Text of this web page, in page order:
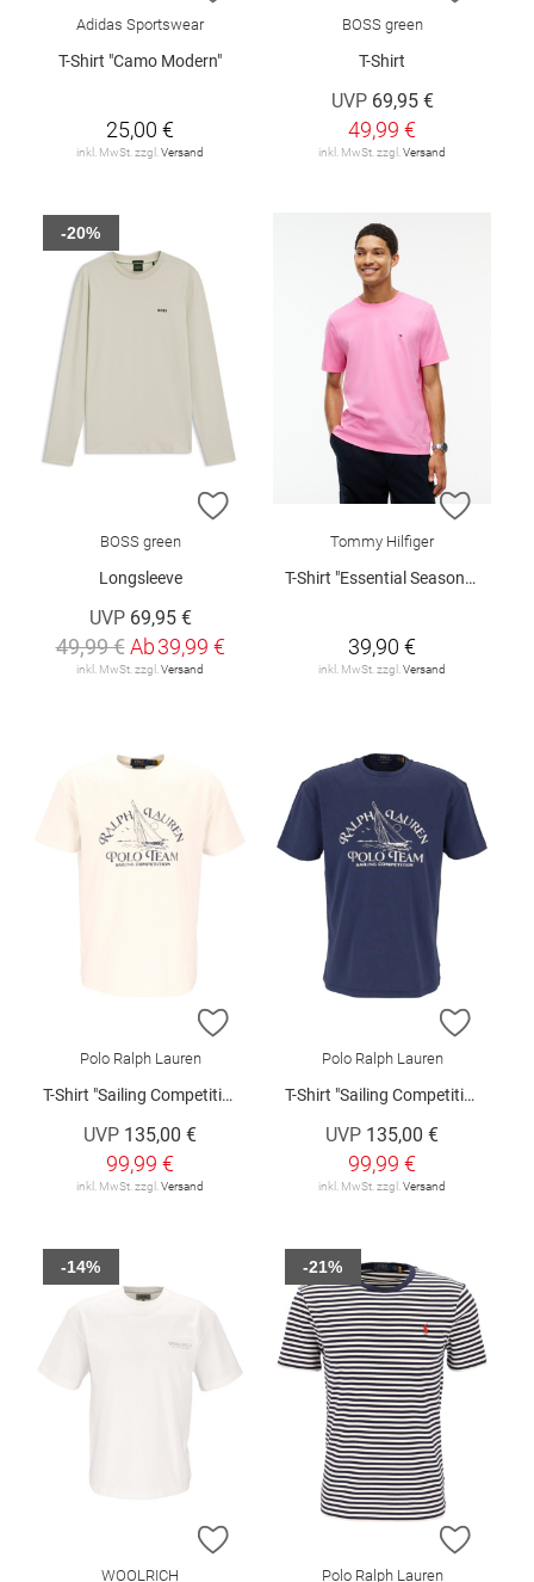
Adidas Sportswear
T-Shirt "Camo Modern"
25,00 €
inkl. MwSt. zzgl.Versand
BOSS green
T-Shirt
UVP 69,95 €
49,99 €
inkl. MwSt. zzgl.Versand
ZUR WUNSCHLISTE HINZUFÜGEN
BOSS green
Longsleeve
UVP 69,95 €
49,99 € Ab39,99 €
inkl. MwSt. zzgl.Versand
-20%
ZUR
Tommy Hilfiger
T-Shirt "Essential Seasonal"
39,90 €
inkl. MwSt. zzgl.Versand
ZUR WUNSCHLISTE HINZUFÜGEN
Polo Ralph Lauren
T-Shirt "Sailing Competition"
UVP 135,00 €
99,99 €
inkl. MwSt. zzgl. Versand
ZUR
Polo Ralph Lauren
T-Shirt "Sailing Competition"
UVP 135,00 €
99,99 €
inkl. MwSt. zzgl. Versand
ZUR WUNSCHLISTE HINZUFÜGEN
WOOLRICH
-14%
ZUR
Polo Ralph Lauren
-21%